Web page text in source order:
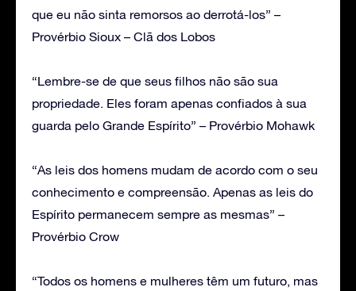
que eu não sinta remorsos ao derrotá-los” –
Provérbio Sioux – Clã dos Lobos
“Lembre-se de que seus filhos não são sua
propriedade. Eles foram apenas confiados à sua
guarda pelo Grande Espírito” – Provérbio Mohawk
“As leis dos homens mudam de acordo com o seu
conhecimento e compreensão. Apenas as leis do
Espírito permanecem sempre as mesmas” –
Provérbio Crow
“Todos os homens e mulheres têm um futuro, mas